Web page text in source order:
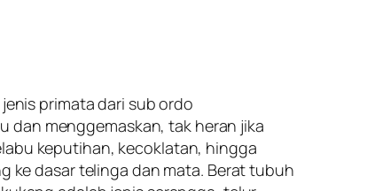
primata dari sub ordo
dan menggemaskan, tak heran jika
keputihan, kecoklatan, hingga
ke dasar telinga dan mata. Berat tubuh